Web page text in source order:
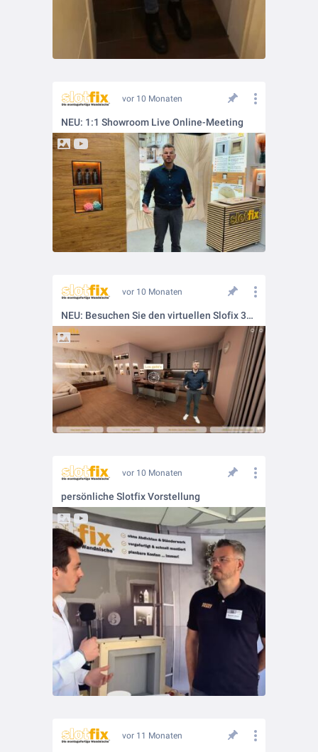
vor 10 Monaten
NEU: 1:1 Showroom Live Online-Meeting
vor 10 Monaten
NEU: Besuchen Sie den virtuellen Slofix 3D Showroom
vor 10 Monaten
persönliche Slotfix Vorstellung
vor 11 Monaten